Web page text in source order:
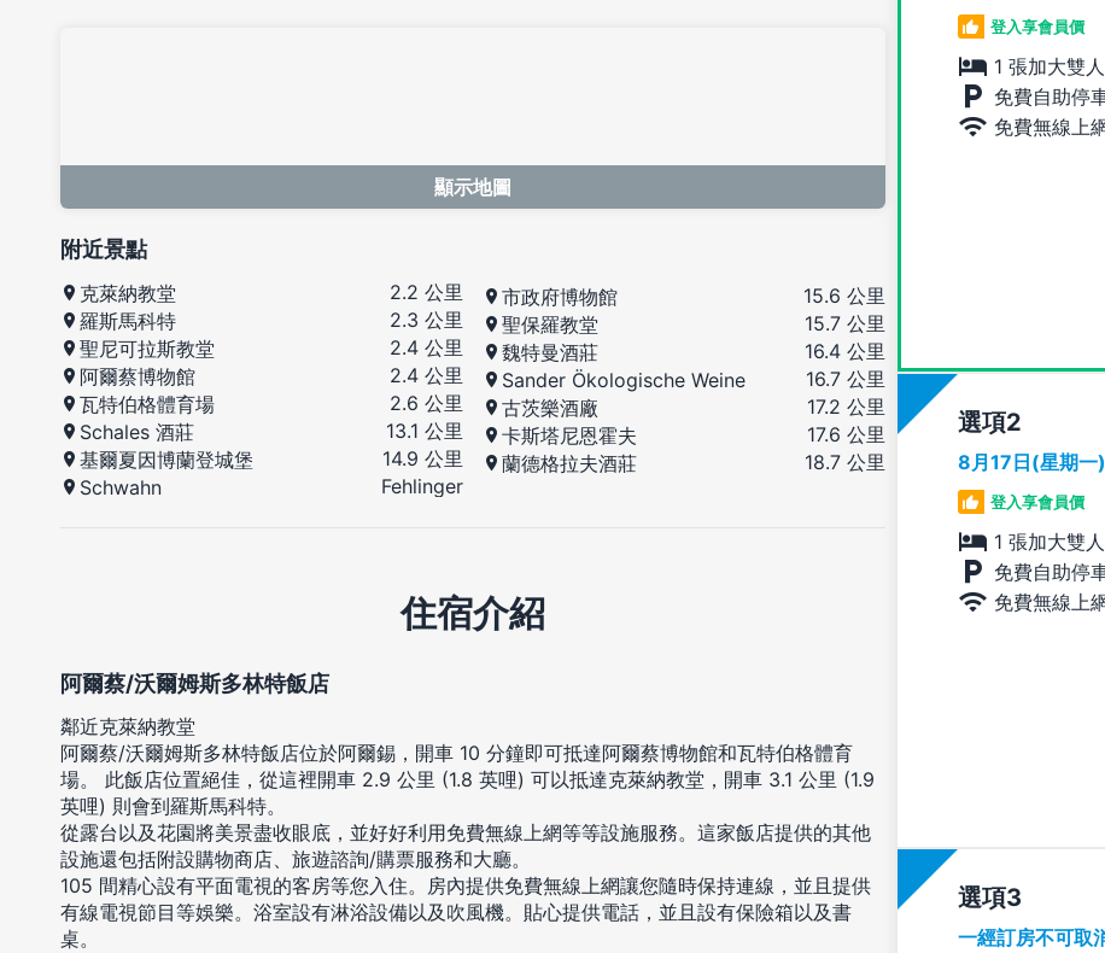
登入享會員價
1 張加大雙
免費自助停
免費無線上
選項
8月17日(星期一
登入享會員價
1 張加大雙
免費自助停
免費無線上
選項
一經訂房不可取
顯示地圖
附近景點
克萊納教堂
2.2 公里
羅斯馬科特
2.3 公里
聖尼可拉斯教堂
2.4 公里
阿爾蔡博物館
2.4 公里
瓦特伯格體育場
2.6 公里
Schales 酒莊
13.1 公里
基爾夏因博蘭登城堡
14.9 公里
Schwahn
Fehlinger
市政府博物館
15.6 公里
聖保羅教堂
15.7 公里
魏特曼酒莊
16.4 公里
Sander Ökologische Weine
16.7 公里
古茨樂酒廠
17.2 公里
卡斯塔尼恩霍夫
17.6 公里
蘭德格拉夫酒莊
18.7 公里
住宿介紹
阿爾蔡/沃爾姆斯多林特飯店
鄰近克萊納教堂
阿爾蔡/沃爾姆斯多林特飯店位於阿爾錫，開車 10 分鐘即可抵達阿爾蔡博物館和瓦特伯格體育
場。 此飯店位置絕佳，從這裡開車 2.9 公里 (1.8 英哩) 可以抵達克萊納教堂，開車 3.1 公里 (1.9
英哩) 則會到羅斯馬科特。
從露台以及花園將美景盡收眼底，並好好利用免費無線上網等等設施服務。這家飯店提供的其他
設施還包括附設購物商店、旅遊諮詢/購票服務和大廳。
105 間精心設有平面電視的客房等您入住。房內提供免費無線上網讓您隨時保持連線，並且提供
有線電視節目等娛樂。浴室設有淋浴設備以及吹風機。貼心提供電話，並且設有保險箱以及書
桌。